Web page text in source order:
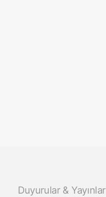
Duyurular & Yayınlar